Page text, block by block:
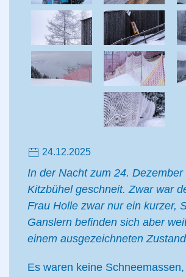
24.12.2025
In der Nacht zum 24. Dezember
Kitzbühel geschneit. Zwar war
Frau Holle zwar nur ein kurzer,
Ganslern befinden sich aber
einem ausgezeichneten
Es waren keine